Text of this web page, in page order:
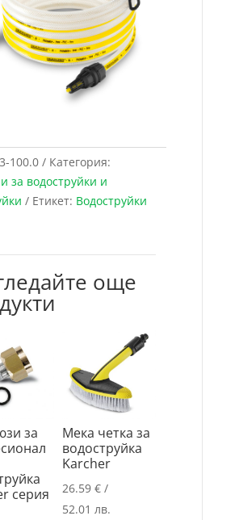
100.0
Категория:
за водоструйки и
Етикет: Водоструйки
още
за
серия
Мека четка за
водоструйка
Karcher
26.59 €/
52.01 лв.